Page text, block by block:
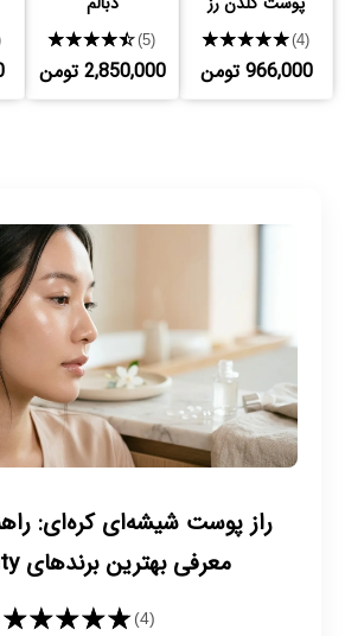
★★★★★(4)
966,000 تومن
★★★★★(5)
2,850,000 تومن
راز پوست شیشه‌ای کره‌ای:
معرفی بهترین برندهای K-Beauty
★★★★★(4)